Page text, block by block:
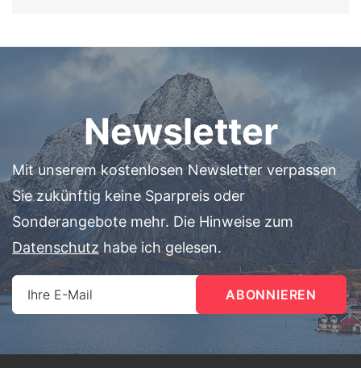
Newsletter
Mit unserem kostenlosen Newsletter verpassen
Sie zukünftig keine Sparpreis oder
Sonderangebote mehr. Die Hinweise zum
Datenschutzhabe ich gelesen.
Ihre E-Mail